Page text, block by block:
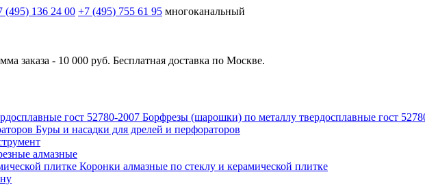
(495) 136 24 00 +7 (495) 755 61 95 многоканальный
заказа - 10 000 руб. Бесплатная доставка по Москве.
Борфрезы (шарошки) по металлу твердосплавные гост
Буры и насадки для дрелей и перфораторов
алмазные
Коронки алмазные по стеклу и керамической плитке